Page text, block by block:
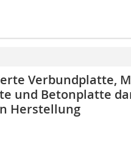
Verbundplatte,
und Betonplatte
Herstellung